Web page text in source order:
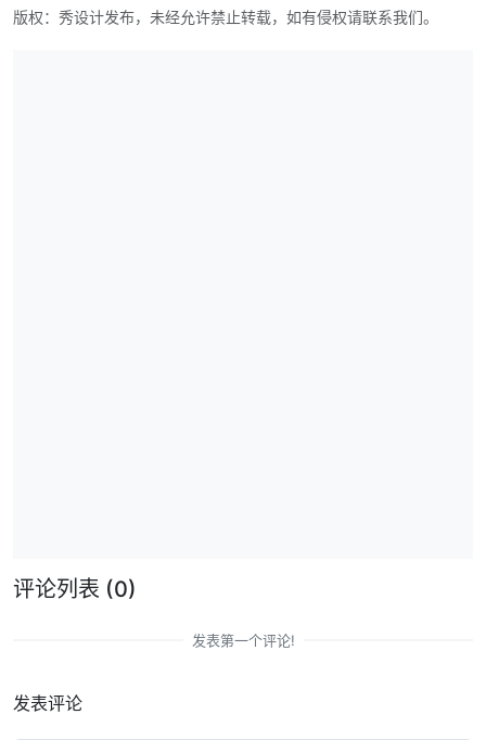
版权：秀设计发布，未经允许禁止转载，如有侵权请联系我们。
评论列表 (0)
发表第一个评论!
发表评论